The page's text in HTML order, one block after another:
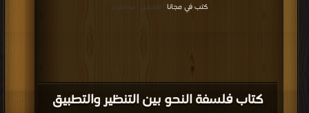
كتاب فلسفة النحو بين التنظير والتطبيق
كتب في مجانا | التحميل : مرة/مرات